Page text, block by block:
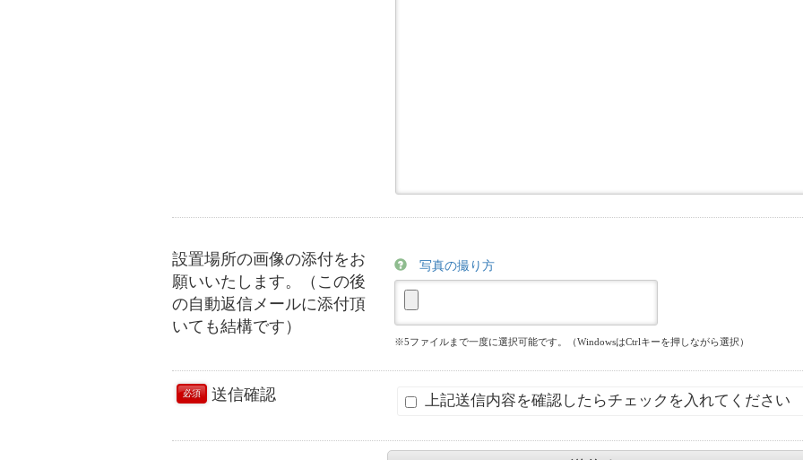
設置場所の画像の添付をお
願いいたします。（この後
の自動返信メールに添付頂
いても結構です）
写真の撮り方
※5ファイルまで一度に選択可能です。（WindowsはCtrlキーを押しながら選択）
必須 送信確認 上記送信内容を確認したらチェックを入れてください